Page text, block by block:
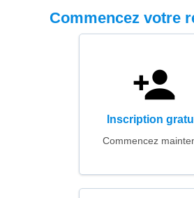
Commencez votre
Inscription
Commencez